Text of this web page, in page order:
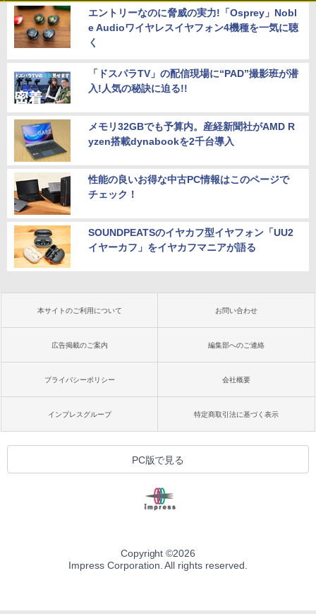
エントリーなのに脅威の実力!「Osprey」Nobl
e Audioワイヤレスイヤフォン4機種を一気に聴
く
「ドスパラTV」の配信現場に“PAD”撮影班が潜
入!人気の秘訣に迫る!!
メモリ32GBでも予算内。産経新聞社がAMD R
yzen搭載dynabookを2千台導入
性能の良いお得な中古PC情報はこのページで
チェック！
SOUNDPEATSのイヤカフ型イヤフォン「UU2
イヤーカフ」をイヤカフマニアが語る
本サイトのご利用について お問い合わせ
広告掲載のご案内 編集部へのご連絡
プライバシーポリシー 会社概要
インプレスグループ 特定商取引法に基づく表示
PC版で見る
Copyright ©2026
Impress Corporation. All rights reserved.